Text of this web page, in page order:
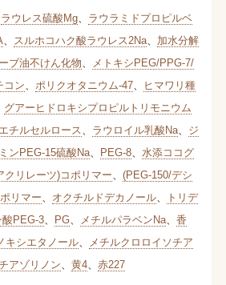
ラウレス硫酸Mg、 ラウラミドプロピルベ
スルホコハク酸ラウレス2Na、 加水分解
ブ油不けん化物
メトキシPEG/PPG-7/
コン
ポリクオタニウム-47、
ヒマワリ種
グアーヒドロキシプロピルトリモニウム
チルセルロース ラウロイル乳酸Na、 ジ
ンPEG-15硫酸Na、 PEG-8、 水添ココグ
クリレーツ)コポリマー
(PEG-150/デシ
リマー
オクチルドデカノール、
トリデ
酸PEG-3、 PG、 メチルパラベンNa、 香
キシエタノール、
メチルクロロイソチア
アゾリノン 黄4、 赤227